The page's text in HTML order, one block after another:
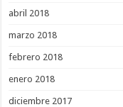
abril 2018
marzo 2018
febrero 2018
enero 2018
diciembre 2017